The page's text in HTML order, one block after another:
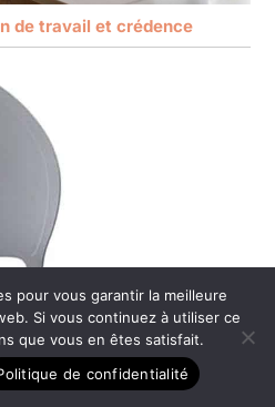
de travail et crédence
pour vous garantir la meilleure
Si vous continuez à utiliser ce
que vous en êtes satisfait.
de confidentialité